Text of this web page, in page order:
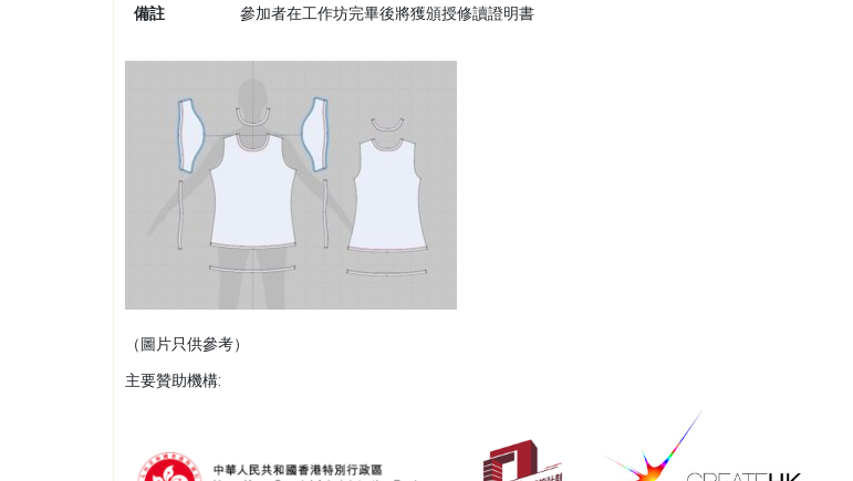
備註 參加者在工作坊完畢後將獲頒授修讀證明書
（圖片只供參考）
主要贊助機構: